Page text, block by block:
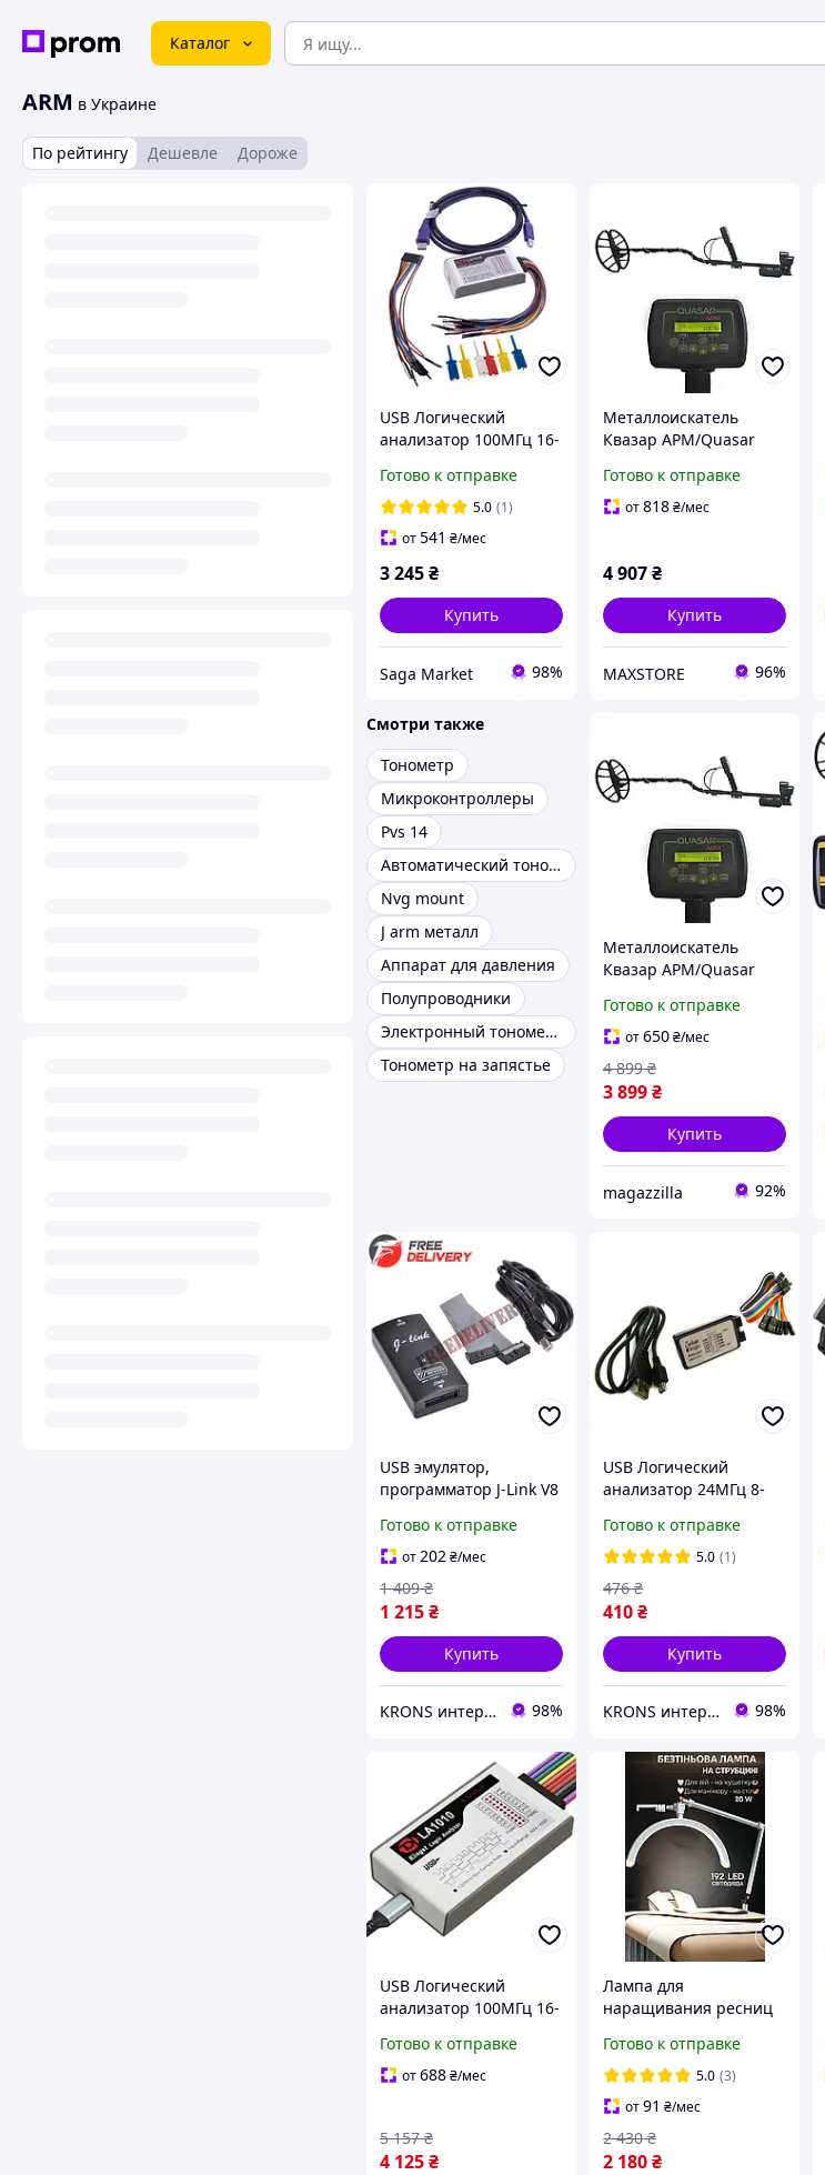
Каталог
ARM в Украине
По рейтингу Дешевле Дороже
USB Логический
анализатор 100МГц 16-
Готово к отправке
5.0 (1)
от541 ₴/мес
3 245₴
Купить
Saga Market 98%
Металлоискатель
Квазар АРМ/Quasar
глубина 2 м
Готово к отправке
от818₴/мес
4 907₴
Купить
MAXSTORE 96%
Смотри также
Тонометр
Микроконтроллеры
Pvs 14
Автоматический тонометр
Nvg mount
J arm металл
Аппарат для давления
Полупроводники
Электронный тонометр
Тонометр на запястье
Металлоискатель
Квазар АРМ/Quasar
дискриминацией
глубина 2 м
Готово к отправке
от650₴/мес
3 899₴
4 899 ₴
Купить
magazzilla 92%
USB эмулятор,
программатор J-Link V8
Готово к отправке
от 202 ₴/мес
1 215₴
1 409 ₴
Купить
KRONS интернет- магазин 98%
USB Логический
анализатор 24МГц 8-
Готово к отправке
5.0 (1)
410₴
476 ₴
Купить
KRONS интернет- магазин 98%
USB Логический
анализатор 100МГц 16-
LA1010 buzyna
Готово к отправке
от688₴/мес
4 125₴
5 157 ₴
Лампа для
наращивания ресниц
безтеневая LED лампа
для бьюти-мастера
настольная Moon Light
20W
Готово к отправке
5.0 (3)
от91 ₴/мес
2 180₴
2 430 ₴